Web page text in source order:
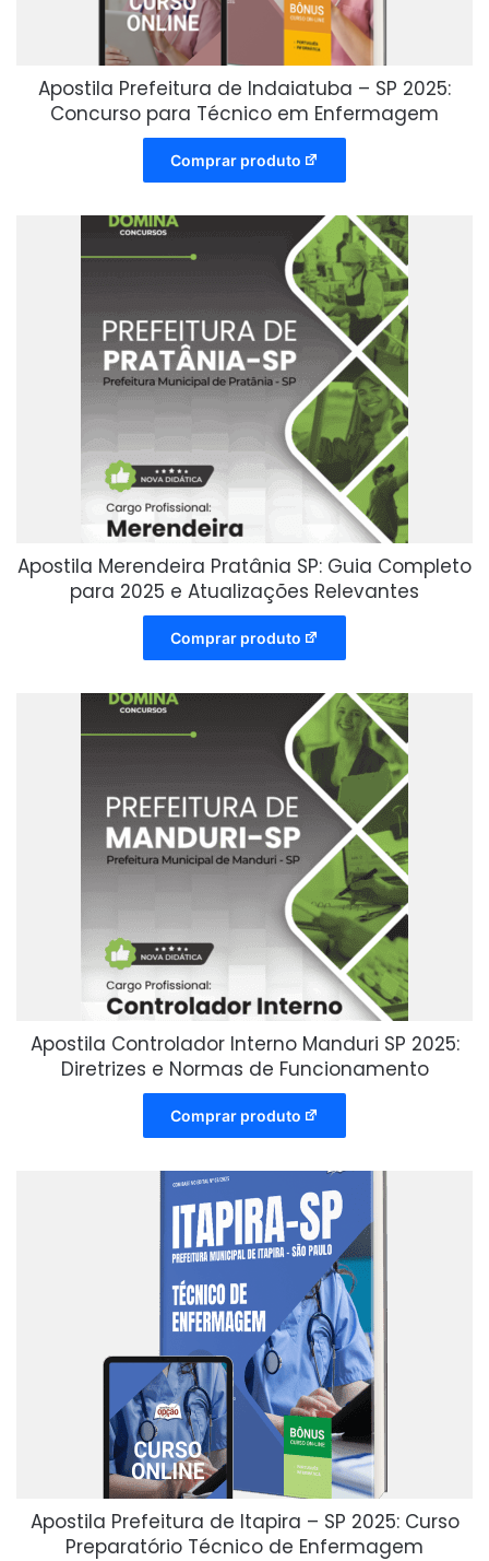
Apostila Prefeitura de Indaiatuba – SP 2025:
Concurso para Técnico em Enfermagem
Comprar produto
Apostila Merendeira Pratânia SP: Guia Completo
para 2025 e Atualizações Relevantes
Comprar produto
Apostila Controlador Interno Manduri SP 2025:
Diretrizes e Normas de Funcionamento
Comprar produto
Apostila Prefeitura de Itapira – SP 2025: Curso
Preparatório Técnico de Enfermagem